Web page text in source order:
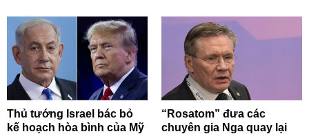
Thủ tướng Israel bác bỏ
kế hoạch hòa bình của Mỹ
“Rosatom” đưa các
chuyên gia Nga quay lại